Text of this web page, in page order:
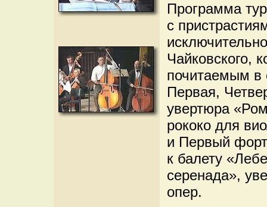
Программа
с
Чайковского,
почитаемым в
Первая,
увертюра
рококо для
и Первый
к балету
серенада»,
опер.